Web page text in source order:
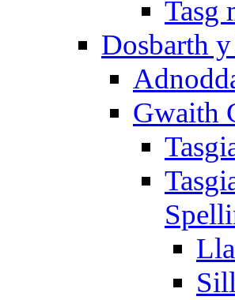
Tasg
Dosbarth
Gwaith